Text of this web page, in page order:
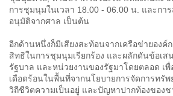
การชุมนุมในเวลา 18.00 - 06.00 น. และกา
อนุมัติจากศาล เป็นต้น
อีกด้านหนึ่งก็มีเสียงสะท้อนจากเครือข่ายอง
สิทธิในการชุมนุมเรียกร้อง และผลักดันข้อเ
รัฐบาล และหน่วยงานของรัฐมาโดยตลอด เ
เดือดร้อนในพื้นที่จากนโยบายการจัดการทรั
วิถีชีวิตความเป็นอยู่ และปัญหาปากท้องของ